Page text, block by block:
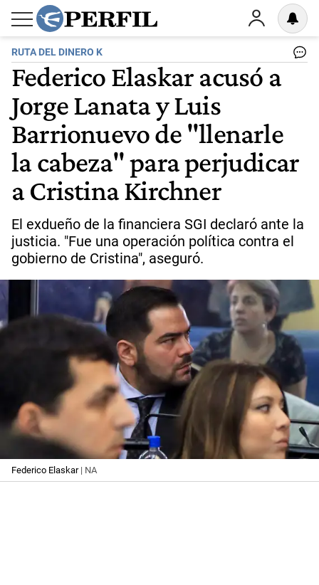
RUTA DEL DINERO K
Federico Elaskar acusó a
Jorge Lanata y Luis
Barrionuevo de "llenarle
la cabeza" para perjudicar
a Cristina Kirchner
El exdueño de la financiera SGI declaró ante la
justicia. "Fue una operación política contra el
gobierno de Cristina", aseguró.
Federico Elaskar| NA